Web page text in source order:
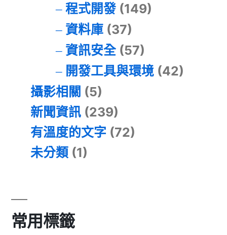
程式開發(149)
資料庫(37)
資訊安全(57)
開發工具與環境(42)
攝影相關 (5)
新聞資訊 (239)
有溫度的文字 (72)
未分類 (1)
常用標籤